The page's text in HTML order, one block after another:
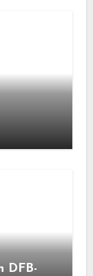
DFB-